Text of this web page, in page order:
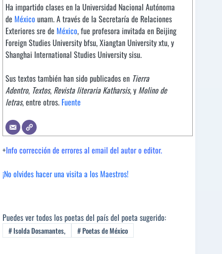
Ha impartido clases en la Universidad Nacional Autónoma
de México unam. A través de la Secretaría de Relaciones
Exteriores sre de México, fue profesora invitada en Beijing
Foreign Studies University bfsu, Xiangtan University xtu, y
Shanghai International Studies University sisu.
Sus textos también han sido publicados en Tierra
Adentro, Textos, Revista literaria Katharsis, y Molino de
letras, entre otros. Fuente
+Info corrección de errores al email del autor o editor.
¡No olvides hacer una visita a los Maestros!
Puedes ver todos los poetas del país del poeta sugerido:
#Isolda Dosamantes, #Poetas de México